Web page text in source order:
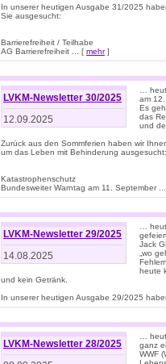
In unserer heutigen Ausgabe 31/2025
Sie ausgesucht:
Barrierefreiheit / Teilhabe
AG Barrierefreiheit ... [ mehr]
LVKM-Newsletter 30/2025
12.09.2025
…
am
Es
das
und
Zurück aus den Sommferien haben wir
um das Leben mit Behinderung ausgesucht:
Katastrophenschutz
Bundesweiter Warntag am 11. September
LVKM-Newsletter 29/2025
14.08.2025
…
Jack
„wo
heute
und kein Getränk.
In unserer heutigen Ausgabe 29/2025
LVKM-Newsletter 28/2025
…
ganz
WWF